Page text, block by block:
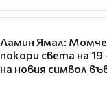
Ламин Ямал:
покори света на
на новия символ